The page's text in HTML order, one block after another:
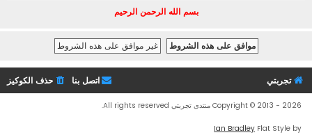
بسم الله الرحمن الرحيم
تجربتي حذف الكوكيز اتصل بنا
Copyright © 2013 - 2026 منتدى تجربتي All rights reserved.
Flat Style by
Ian Bradley